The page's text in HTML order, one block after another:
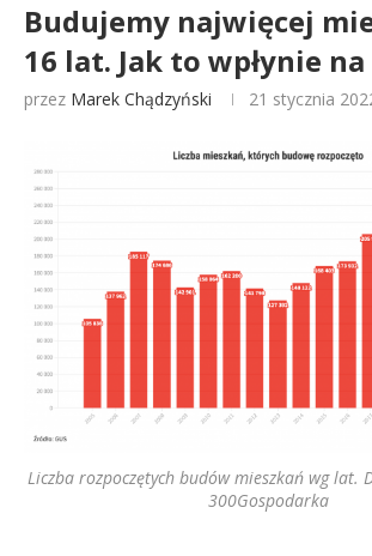
Budujemy najwięcej
16 lat. Jak to wpłynie na
przez Marek Chądzyński 21 stycznia
Liczba rozpoczętych budów mieszkań wg lat.
300Gospodarka